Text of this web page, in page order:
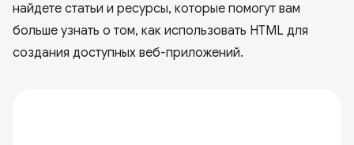
найдете статьи и ресурсы, которые помогут вам
больше узнать о том, как использовать HTML для
создания доступных веб-приложений.